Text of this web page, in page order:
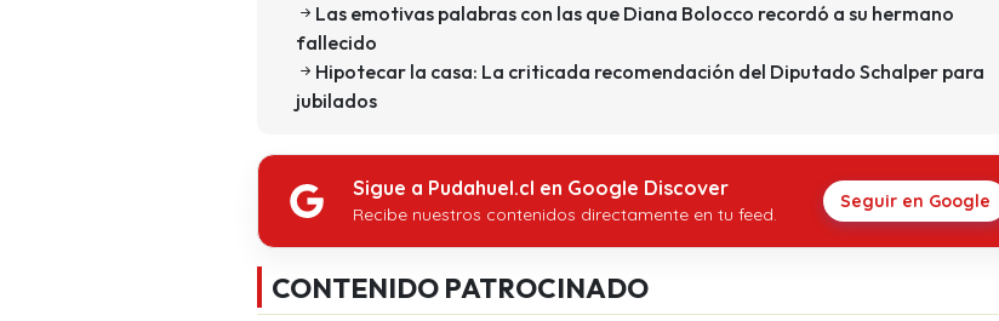
Las emotivas palabras con las que Diana Bolocco recordó a su hermano
fallecido
Hipotecar la casa: La criticada recomendación del Diputado Schalper para
jubilados
Sigue a Pudahuel.cl en Google Discover
Recibe nuestros contenidos directamente en tu feed.
Seguir en Google
CONTENIDO PATROCINADO